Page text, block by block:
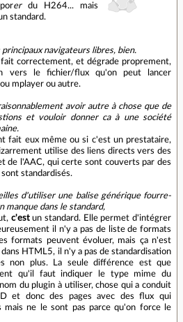
erdu H264... mais
standard.
navigateurs libres, bien.
correctement, et dégrade proprement,
vers le fichier/flux qu'on peut lancer
mplayer ou autre.
avoir autre à chose que de
et vouloir donner ca à une société
fait eux même ou si c'est un prestataire,
utilise des liens directs vers des
de l'AAC, qui certe sont couverts par des
standardisés.
d'utiliser une balise générique fourre-
manque dans le standard,
c'estun standard. Elle permet d'intégrer
il n'y a pas de liste de formats
formats peuvent évoluer, mais ça n'est
HTML5, il n'y a pas de standardisation
non plus. La seule différence est que
qu'il faut indiquer le type mime du
du plugin à utiliser, chose qui a conduit
et donc des pages avec des flux qui
mais ne le sont pas parce qu'on force le